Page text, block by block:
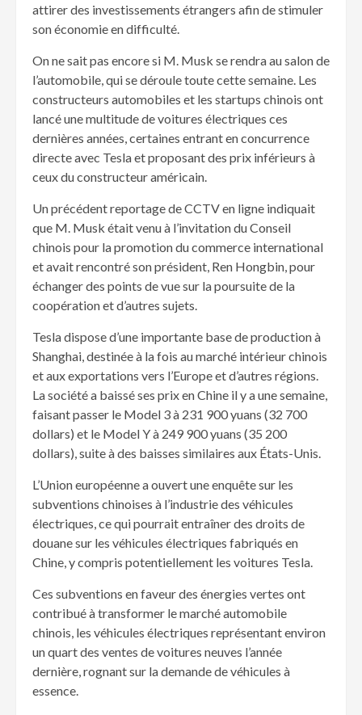
attirer des investissements étrangers afin de stimuler
son économie en difficulté.
On ne sait pas encore si M. Musk se rendra au salon de
l’automobile, qui se déroule toute cette semaine. Les
constructeurs automobiles et les startups chinois ont
lancé une multitude de voitures électriques ces
dernières années, certaines entrant en concurrence
directe avec Tesla et proposant des prix inférieurs à
ceux du constructeur américain.
Un précédent reportage de CCTV en ligne indiquait
que M. Musk était venu à l’invitation du Conseil
chinois pour la promotion du commerce international
et avait rencontré son président, Ren Hongbin, pour
échanger des points de vue sur la poursuite de la
coopération et d’autres sujets.
Tesla dispose d’une importante base de production à
Shanghai, destinée à la fois au marché intérieur chinois
et aux exportations vers l’Europe et d’autres régions.
La société a baissé ses prix en Chine il y a une semaine,
faisant passer le Model 3 à 231 900 yuans (32 700
dollars) et le Model Y à 249 900 yuans (35 200
dollars), suite à des baisses similaires aux États-Unis.
L’Union européenne a ouvert une enquête sur les
subventions chinoises à l’industrie des véhicules
électriques, ce qui pourrait entraîner des droits de
douane sur les véhicules électriques fabriqués en
Chine, y compris potentiellement les voitures Tesla.
Ces subventions en faveur des énergies vertes ont
contribué à transformer le marché automobile
chinois, les véhicules électriques représentant environ
un quart des ventes de voitures neuves l’année
dernière, rognant sur la demande de véhicules à
essence.